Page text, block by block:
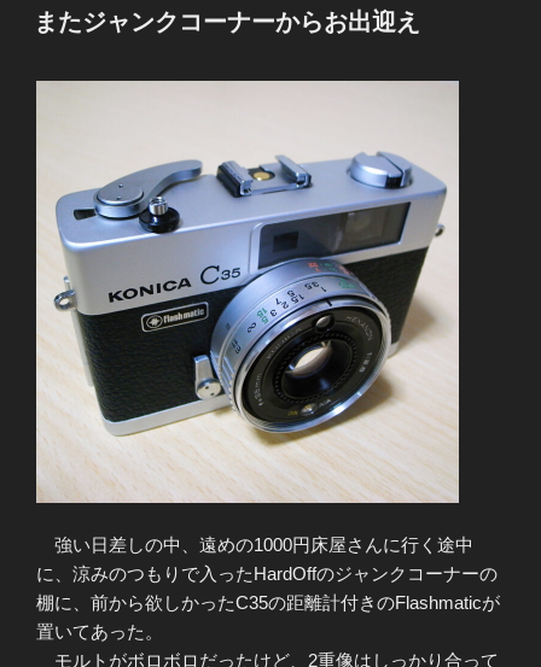
稿
日:
またジャンクコーナーからお出迎え
強い日差しの中、遠めの1000円床屋さんに行く途中
に、涼みのつもりで入ったHardOffのジャンクコーナーの
棚に、前から欲しかったC35の距離計付きのFlashmaticが
置いてあった。
モルトがボロボロだったけど、2重像はしっかり合って